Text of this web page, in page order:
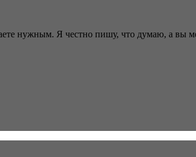
нужным. Я честно пишу, что думаю, а вы